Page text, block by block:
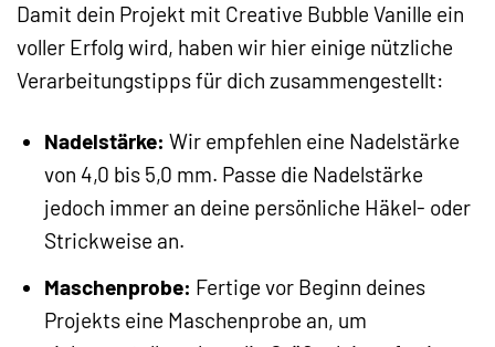
Damit dein Projekt mit Creative Bubble Vanille ein
voller Erfolg wird, haben wir hier einige nützliche
Verarbeitungstipps für dich zusammengestellt:
Nadelstärke: Wir empfehlen eine Nadelstärke
von 4,0 bis 5,0 mm. Passe die Nadelstärke
jedoch immer an deine persönliche Häkel- oder
Strickweise an.
Maschenprobe: Fertige vor Beginn deines
Projekts eine Maschenprobe an, um